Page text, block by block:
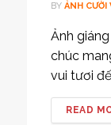
BY ẢNH CƯỜI
Ảnh
chúc
vui tươi
READ